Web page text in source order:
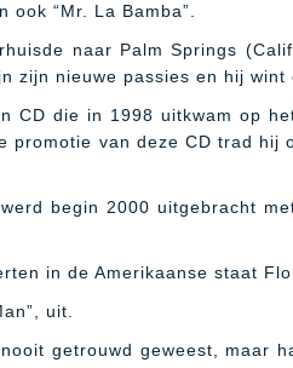
“Mr. La Bamba”.
naar Palm Springs
nieuwe passies en hij wint
die in 1998 uitkwam op
promotie van deze CD trad
begin 2000 uitgebracht
in de Amerikaanse staat
uit.
getrouwd geweest, maar